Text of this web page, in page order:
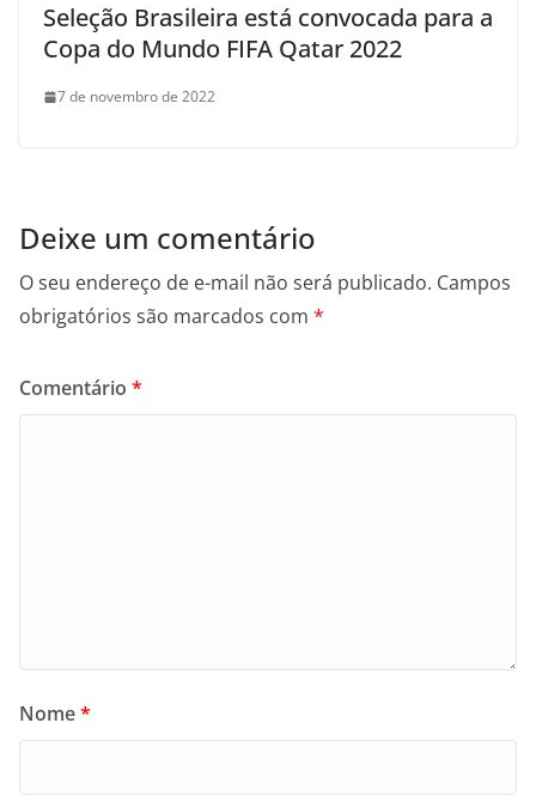
Seleção Brasileira está convocada para a
Copa do Mundo FIFA Qatar 2022
7 de novembro de 2022
Deixe um comentário
O seu endereço de e-mail não será publicado. Campos
obrigatórios são marcados com *
Comentário *
Nome*